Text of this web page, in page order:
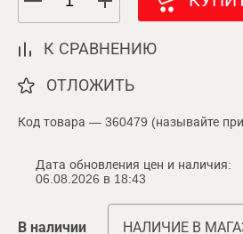
К СРАВНЕНИЮ
ОТЛОЖИТЬ
Код товара — 360479 (называйте
Дата обновления цен и наличия:
06.08.2026 в 18:43
В наличии НАЛИЧИЕ В